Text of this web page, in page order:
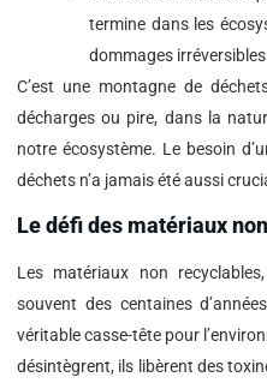
termine dans les
dommages
C’est une montagne de
décharges ou pire, dans la
notre écosystème. Le besoin
déchets n’a jamais été aussi
Le défi des matériaux
Les matériaux non
souvent des centaines
véritable casse-tête pour
désintègrent, ils libèrent des